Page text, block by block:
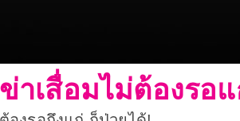
าเสื่อมไม่ต้องรอ